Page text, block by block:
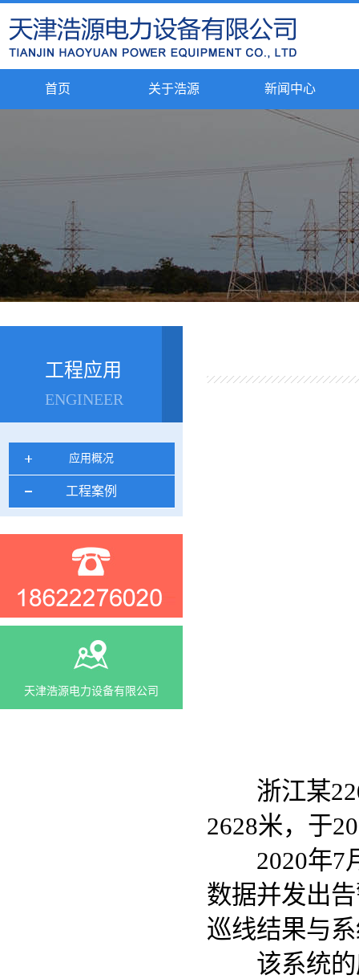
首页 关于浩源 新闻中心
工程应用
ENGINEER
应用概况
工程案例
天津浩源电力设备有限公司
浙江某
2628米，于
2020年7月
数据并发出
巡线结果与
该系统的